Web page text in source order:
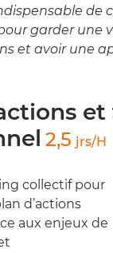
de
garder une
et avoir une
2,5 jrs/H
collectif pour
d’actions
aux enjeux de